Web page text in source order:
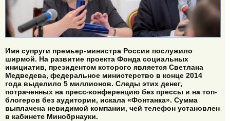
Имя супруги премьер-министра России послужило
ширмой. На развитие проекта Фонда социальных
инициатив, президентом которого является Светлана
Медведева, федеральное министерство в конце 2014
года выделило 5 миллионов. Следы этих денег,
потраченных на пресс-конференцию без прессы и на топ-
блогеров без аудитории, искала «Фонтанка». Сумма
выплачена невидимой компании, чей телефон установлен
в кабинете Минобрнауки.